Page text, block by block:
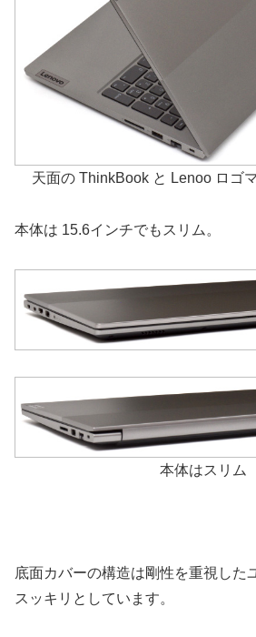
天面の ThinkBook と Lenoo ロゴ
本体は 15.6インチでもスリム。
本体はスリム
底面カバーの構造は剛性を重視した
スッキリとしています。